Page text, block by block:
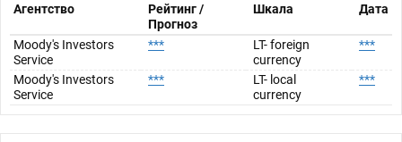
Агентство
Рейтинг /
Прогноз
Шкала Дата
Moody's Investors
Service
***
LT- foreign
currency
***
Moody's Investors
Service
***
LT- local
currency
***